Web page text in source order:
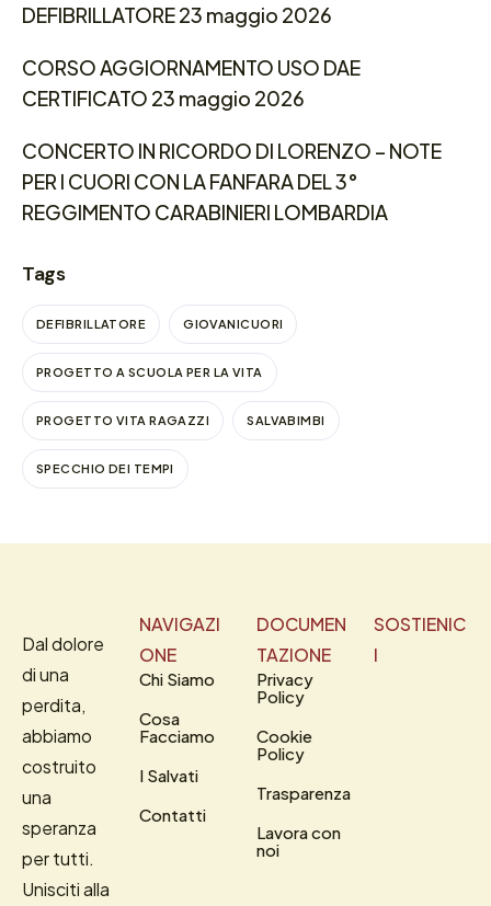
DEFIBRILLATORE 23 maggio 2026
CORSO AGGIORNAMENTO USO DAE
CERTIFICATO 23 maggio 2026
CONCERTO IN RICORDO DI LORENZO – NOTE
PER I CUORI CON LA FANFARA DEL 3°
REGGIMENTO CARABINIERI LOMBARDIA
Tags
DEFIBRILLATORE GIOVANICUORI
PROGETTO A SCUOLA PER LA VITA
PROGETTO VITA RAGAZZI SALVABIMBI
SPECCHIO DEI TEMPI
Dal dolore
di una
perdita,
abbiamo
costruito
una
speranza
per tutti.
Unisciti alla
NAVIGAZI
ONE
Chi Siamo
Cosa
Facciamo
I Salvati
Contatti
DOCUMEN
TAZIONE
Privacy
Policy
Cookie
Policy
Trasparenza
Lavora con
noi
SOSTIENIC
I